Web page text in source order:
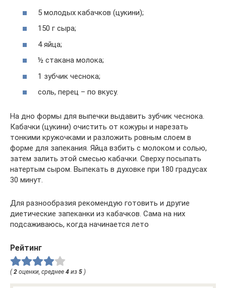
5 молодых кабачков (цукини);
150 г сыра;
4 яйца;
½ стакана молока;
1 зубчик чеснока;
соль, перец – по вкусу.
На дно формы для выпечки выдавить зубчик чеснока.
Кабачки (цукини) очистить от кожуры и нарезать
тонкими кружочками и разложить ровным слоем в
форме для запекания. Яйца взбить с молоком и солью,
затем залить этой смесью кабачки. Сверху посыпать
натертым сыром. Выпекать в духовке при 180 градусах
30 минут.
Для разнообразия рекомендую готовить и другие
диетические запеканки из кабачков. Сама на них
подсаживаюсь, когда начинается лето
Рейтинг
(2 оценки, среднее 4 из 5 )